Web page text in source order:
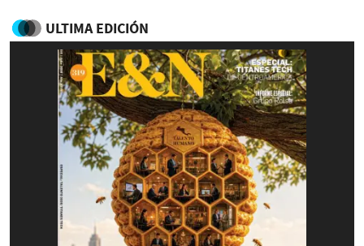
ULTIMA EDICIÓN